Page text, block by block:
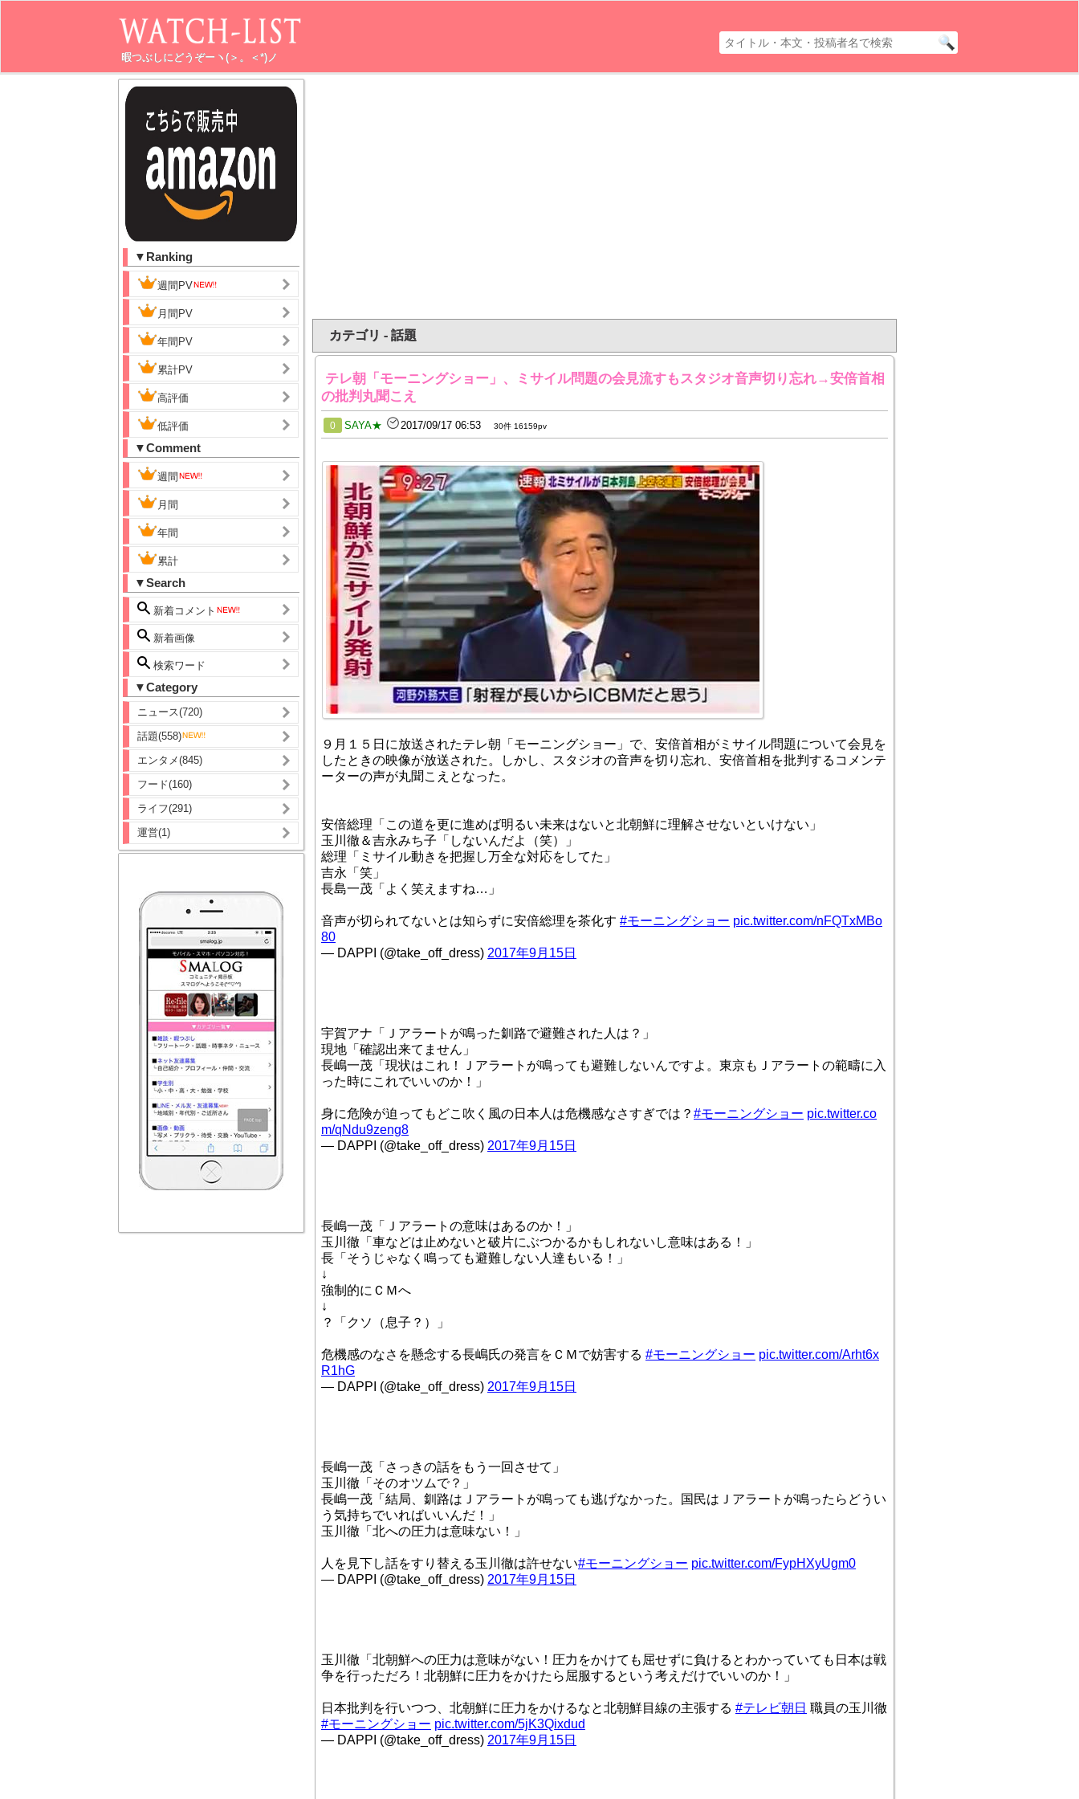
暇つぶしにどうぞーヽ(＞。＜*)ノ
▼Ranking
週間PV
月間PV
年間PV
累計PV
高評価
低評価
▼Comment
週間
月間
年間
累計
▼Search
新着コメント
新着画像
検索ワード
▼Category
ニュース(720)
話題(558)
エンタメ(845)
フード(160)
ライフ(291)
運営(1)
カテゴリ - 話題
テレ朝「モーニングショー」、ミサイル問題の会見流すもスタジオ音声切り忘れ→安倍首相
の批判丸聞こえ
0 SAYA★ 2017/09/17 06:53 30件 16159pv
９月１５日に放送されたテレ朝「モーニングショー」で、安倍首相がミサイル問題について会見を
したときの映像が放送された。しかし、スタジオの音声を切り忘れ、安倍首相を批判するコメンテ
ーターの声が丸聞こえとなった。
安倍総理「この道を更に進めば明るい未来はないと北朝鮮に理解させないといけない」
玉川徹＆吉永みち子「しないんだよ（笑）」
総理「ミサイル動きを把握し万全な対応をしてた」
吉永「笑」
長島一茂「よく笑えますね…」
音声が切られてないとは知らずに安倍総理を茶化す #モーニングショー pic.twitter.com/nFQTxMBo
80
— DAPPI (@take_off_dress) 2017年9月15日
宇賀アナ「Ｊアラートが鳴った釧路で避難された人は？」
現地「確認出来てません」
長嶋一茂「現状はこれ！Ｊアラートが鳴っても避難しないんですよ。東京もＪアラートの範疇に入
った時にこれでいいのか！」
身に危険が迫ってもどこ吹く風の日本人は危機感なさすぎでは？ #モーニングショー pic.twitter.co
m/qNdu9zeng8
— DAPPI (@take_off_dress) 2017年9月15日
長嶋一茂「Ｊアラートの意味はあるのか！」
玉川徹「車などは止めないと破片にぶつかるかもしれないし意味はある！」
長「そうじゃなく鳴っても避難しない人達もいる！」
↓
強制的にＣＭへ
↓
？「クソ（息子？）」
危機感のなさを懸念する長嶋氏の発言をＣＭで妨害する #モーニングショー pic.twitter.com/Arht6x
R1hG
— DAPPI (@take_off_dress) 2017年9月15日
長嶋一茂「さっきの話をもう一回させて」
玉川徹「そのオツムで？」
長嶋一茂「結局、釧路はＪアラートが鳴っても逃げなかった。国民はＪアラートが鳴ったらどうい
う気持ちでいればいいんだ！」
玉川徹「北への圧力は意味ない！」
人を見下し話をすり替える玉川徹は許せない#モーニングショー pic.twitter.com/FypHXyUgm0
— DAPPI (@take_off_dress) 2017年9月15日
玉川徹「北朝鮮への圧力は意味がない！圧力をかけても屈せずに負けるとわかっていても日本は戦
争を行っただろ！北朝鮮に圧力をかけたら屈服するという考えだけでいいのか！」
日本批判を行いつつ、北朝鮮に圧力をかけるなと北朝鮮目線の主張する #テレビ朝日 職員の玉川徹
#モーニングショー pic.twitter.com/5jK3Qixdud
— DAPPI (@take_off_dress) 2017年9月15日